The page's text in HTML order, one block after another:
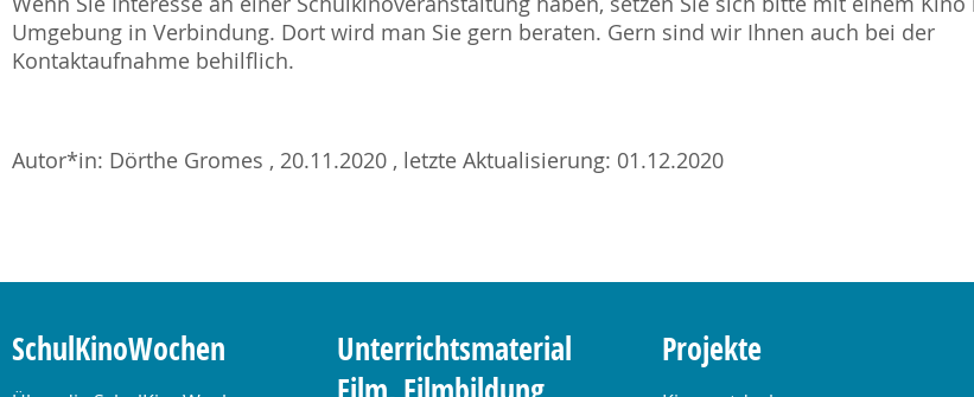
Umgebung in Verbindung. Dort wird man Sie gern beraten. Gern sind wir Ihnen auch bei der
Kontaktaufnahme behilflich.
Autor*in: Dörthe Gromes , 20.11.2020 , letzte Aktualisierung: 01.12.2020
SchulKinoWochen
Unterrichtsmaterial
Projekte